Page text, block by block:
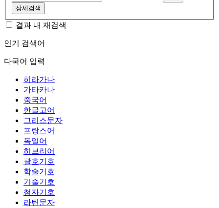
상세검색
결과 내 재검색
인기 검색어
다국어 입력
히라가나
가타카나
중국어
한글고어
그리스문자
프랑스어
독일어
히브리어
괄호기호
학술기호
기술기호
첨자기호
라틴문자